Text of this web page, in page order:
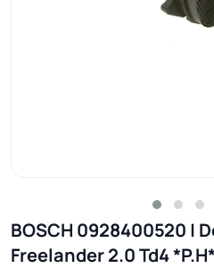
BOSCH 0928400520 |
Freelander 2.0 Td4